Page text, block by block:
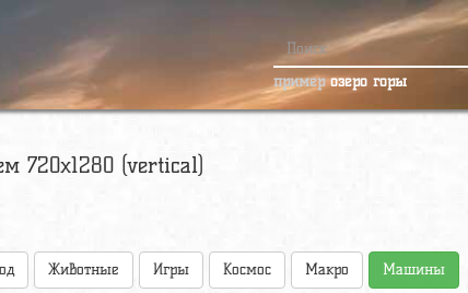
примерозеро горы
720x1280 (vertical)
Животные Игры Космос Макро Машины